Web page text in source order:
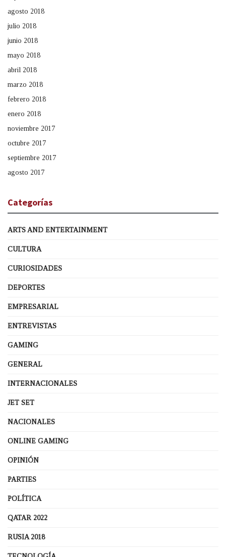
agosto 2018
julio 2018
junio 2018
mayo 2018
abril 2018
marzo 2018
febrero 2018
enero 2018
noviembre 2017
octubre 2017
septiembre 2017
agosto 2017
Categorías
ARTS AND ENTERTAINMENT
CULTURA
CURIOSIDADES
DEPORTES
EMPRESARIAL
ENTREVISTAS
GAMING
GENERAL
INTERNACIONALES
JET SET
NACIONALES
ONLINE GAMING
OPINIÓN
PARTIES
POLÍTICA
QATAR 2022
RUSIA 2018